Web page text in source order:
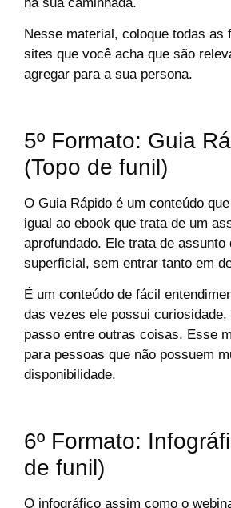
Nesse material, coloque todas as
sites que você acha que são
agregar para a sua persona.
5º Formato: Guia
(Topo de funil)
O Guia Rápido é um conteúdo
igual ao ebook que trata de um
aprofundado. Ele trata de assunto
superficial, sem entrar tanto em
É um conteúdo de fácil
das vezes ele possui
passo entre outras coisas. Esse
para pessoas que não possuem
disponibilidade.
6º Formato:
de funil)
O infográfico assim como o